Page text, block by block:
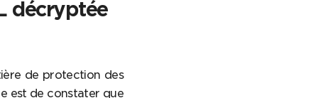
décryptée
de protection des
est de constater que